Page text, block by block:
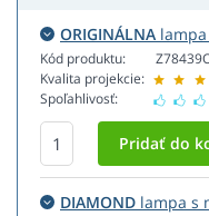
ORIGINÁLNA
Kód produktu:
Kvalita projekcie:
Spoľahlivosť:
DIAMOND lampa s